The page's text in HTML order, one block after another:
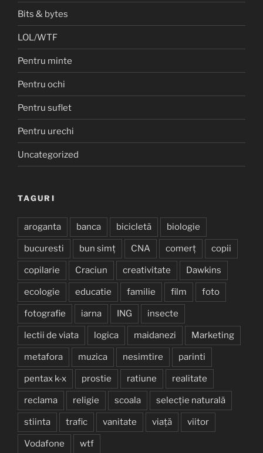
Bits & bytes
LOL/WTF
Pentru minte
Pentru ochi
Pentru suflet
Pentru urechi
Uncategorized
TAGURI
aroganta banca bicicletă biologie
bucuresti bun simț CNA comerț copii
copilarie Craciun creativitate Dawkins
ecologie educatie familie film foto
fotografie iarna ING insecte
lectii de viata logica maidanezi Marketing
metafora muzica nesimtire parinti
pentax k-x prostie ratiune realitate
reclama religie scoala selecție naturală
stiinta trafic vanitate viață viitor
Vodafone wtf